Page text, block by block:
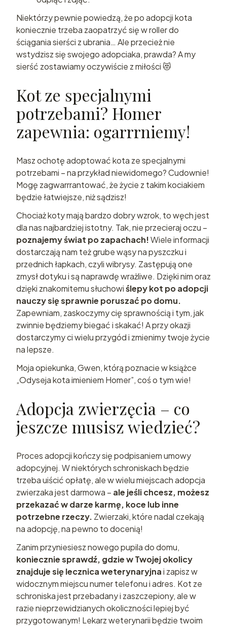
Niektórzy pewnie powiedzą, że po adopcji kota
koniecznie trzeba zaopatrzyć się w roller do
ściągania sierści z ubrania… Ale przecież nie
wstydzisz się swojego adopciaka, prawda? A my
sierść zostawiamy oczywiście z miłości 😻
Kot ze specjalnymi
potrzebami? Homer
zapewnia: ogarrrniemy!
Masz ochotę adoptować kota ze specjalnymi
potrzebami – na przykład niewidomego? Cudownie!
Mogę zagwarrrantować, że życie z takim kociakiem
będzie łatwiejsze, niż sądzisz!
Chociaż koty mają bardzo dobry wzrok, to węch jest
dla nas najbardziej istotny. Tak, nie przecieraj oczu –
poznajemy świat po zapachach!Wiele informacji
dostarczają nam też grube wąsy na pyszczku i
przednich łapkach, czyli wibrysy. Zastępują one
zmysł dotyku i są naprawdę wrażliwe. Dzięki nim oraz
dzięki znakomitemu słuchowiślepy kot po adopcji
nauczy się sprawnie poruszać po domu.
Zapewniam, zaskoczymy cię sprawnością i tym, jak
zwinnie będziemy biegać i skakać! A przy okazji
dostarczymy ci wielu przygód i zmienimy twoje życie
na lepsze.
Moja opiekunka, Gwen, którą poznacie w książce
„Odyseja kota imieniem Homer”, coś o tym wie!
Adopcja zwierzęcia – co
jeszcze musisz wiedzieć?
Proces adopcji kończy się podpisaniem umowy
adopcyjnej. W niektórych schroniskach będzie
trzeba uiścić opłatę, ale w wielu miejscach adopcja
zwierzaka jest darmowa – ale jeśli chcesz, możesz
przekazać w darze karmę, koce lub inne
potrzebne rzeczy. Zwierzaki, które nadal czekają
na adopcję, na pewno to docenią!
Zanim przyniesiesz nowego pupila do domu,
koniecznie sprawdź, gdzie w Twojej okolicy
znajduje się lecznica weterynaryjnai zapisz w
widocznym miejscu numer telefonu i adres. Kot ze
schroniska jest przebadany i zaszczepiony, ale w
razie nieprzewidzianych okoliczności lepiej być
przygotowanym! Lekarz weterynarii będzie twoim